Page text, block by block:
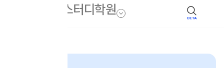
BETA